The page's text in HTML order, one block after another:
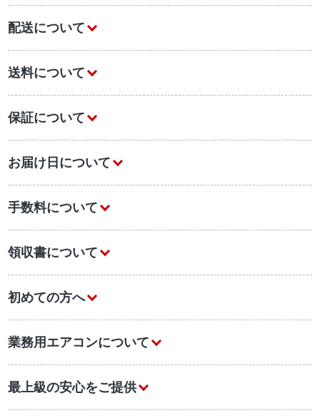
配送について
送料について
保証について
お届け日について
手数料について
領収書について
初めての方へ
業務用エアコンについて
最上級の安心をご提供